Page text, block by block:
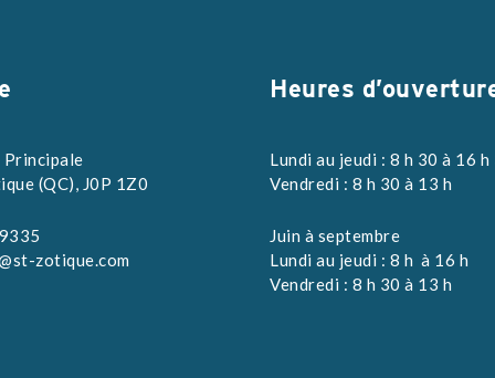
Principale
(QC), J0P 1Z0
zotique.com
Heures
Lundi au jeudi : 8 h 30 à 16 h
Vendredi : 8 h 30 à 13 h
Juin à septembre
Lundi au jeudi : 8 h à 16 h
Vendredi : 8 h 30 à 13 h